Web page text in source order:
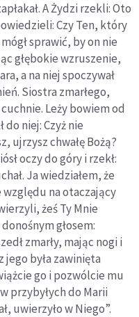
A Żydzi rzekli: Oto
Czy Ten, który
sprawić, by on nie
głębokie wzruszenie,
a na niej spoczywał
Siostra zmarłego,
Leży bowiem od
niej: Czyż nie
ujrzysz chwałę Bożą?
oczy do góry i rzekł:
Ja wiedziałem, że
względu na otaczający
żeś Ty Mnie
donośnym głosem:
zmarły, mając nogi i
jego była zawinięta
go i pozwólcie mu
przybyłych do Marii
uwierzyło w Niego”.